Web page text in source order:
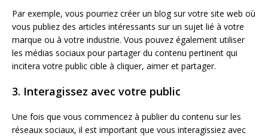
Par exemple, vous pourriez créer un blog sur votre site web où
vous publiez des articles intéressants sur un sujet lié à votre
marque ou à votre industrie. Vous pouvez également utiliser
les médias sociaux pour partager du contenu pertinent qui
incitera votre public cible à cliquer, aimer et partager.
3. Interagissez avec votre public
Une fois que vous commencez à publier du contenu sur les
réseaux sociaux, il est important que vous interagissiez avec